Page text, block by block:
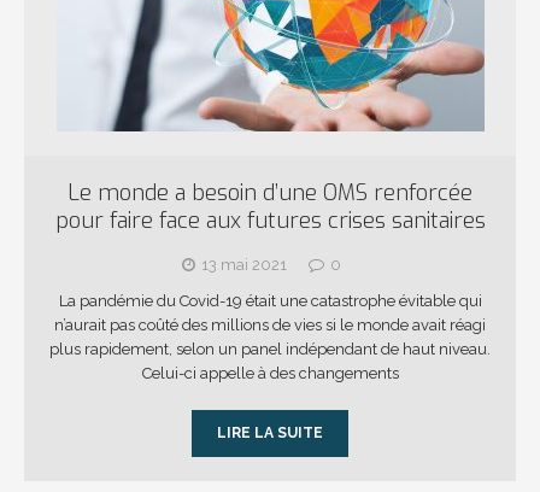
Le monde a besoin d’une OMS renforcée
pour faire face aux futures crises sanitaires
13 mai 2021
0
La pandémie du Covid-19 était une catastrophe évitable qui
n’aurait pas coûté des millions de vies si le monde avait réagi
plus rapidement, selon un panel indépendant de haut niveau.
Celui-ci appelle à des changements
LIRE LA SUITE